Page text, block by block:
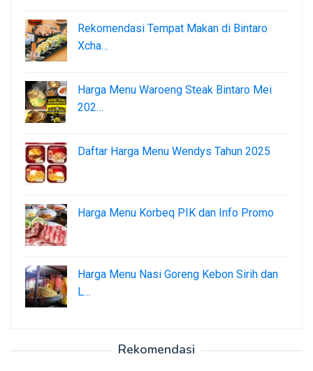
Rekomendasi Tempat Makan di Bintaro
Xcha…
Harga Menu Waroeng Steak Bintaro Mei
202…
Daftar Harga Menu Wendys Tahun 2025
Harga Menu Korbeq PIK dan Info Promo
Harga Menu Nasi Goreng Kebon Sirih dan
L…
Rekomendasi